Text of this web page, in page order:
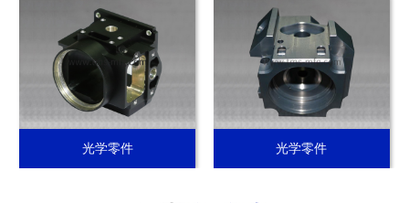
光学零件 光学零件